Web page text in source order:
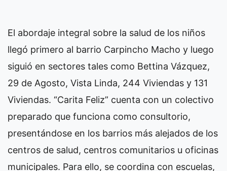
El abordaje integral sobre la salud de los niños
llegó primero al barrio Carpincho Macho y luego
siguió en sectores tales como Bettina Vázquez,
29 de Agosto, Vista Linda, 244 Viviendas y 131
Viviendas. “Carita Feliz” cuenta con un colectivo
preparado que funciona como consultorio,
presentándose en los barrios más alejados de los
centros de salud, centros comunitarios u oficinas
municipales. Para ello, se coordina con escuelas,